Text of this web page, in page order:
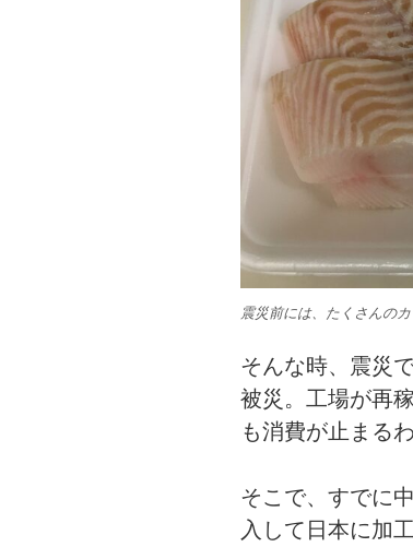
震災前には、たくさんの
そんな時、震災
被災。工場が再
も消費が止まる
そこで、すでに
入して日本に加